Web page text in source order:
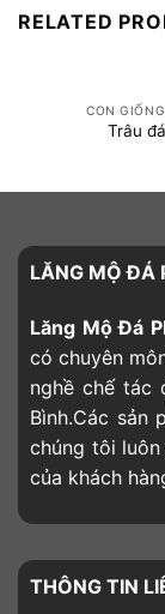
RELATED
CON
Trâu đá
LĂNG MỘ ĐÁ
Lăng Mộ Đá
có chuyên
nghề chế tác
Bình.Các sản
chúng tôi
của khách
THÔNG TIN